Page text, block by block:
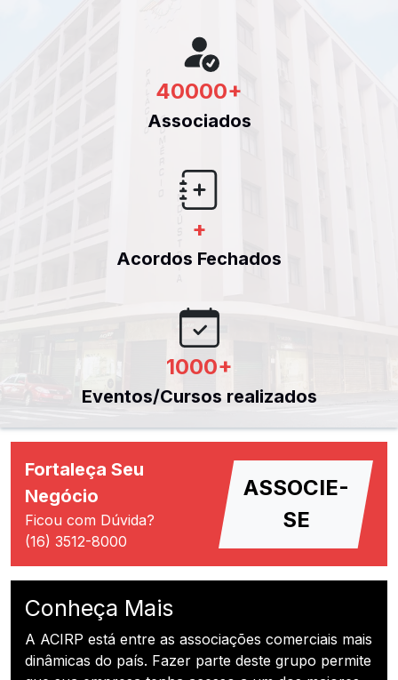
40000+
Associados
+
Acordos Fechados
1000+
Eventos/Cursos realizados
Fortaleça Seu
Negócio
Ficou com Dúvida?
(16) 3512-8000
ASSOCIE-
SE
Conheça Mais
A ACIRP está entre as associações comerciais mais
dinâmicas do país. Fazer parte deste grupo permite